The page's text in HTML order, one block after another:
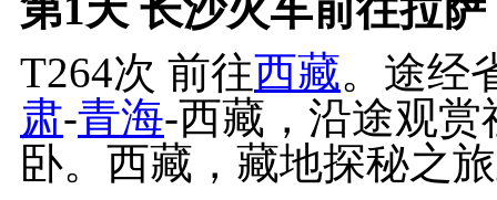
T264次 前往西藏。途经
肃-青海-西藏，沿途观
卧。西藏，藏地探秘之